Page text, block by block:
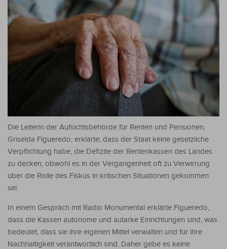
Die Leiterin der Aufsichtsbehörde für Renten und Pensionen,
Griselda Figueredo, erklärte, dass der Staat keine gesetzliche
Verpflichtung habe, die Defizite der Rentenkassen des Landes
zu decken, obwohl es in der Vergangenheit oft zu Verwirrung
über die Rolle des Fiskus in kritischen Situationen gekommen
sei.
In einem Gespräch mit Radio Monumental erklärte Figueredo,
dass die Kassen autonome und autarke Einrichtungen sind, was
bedeutet, dass sie ihre eigenen Mittel verwalten und für ihre
Nachhaltigkeit verantwortlich sind. Daher gebe es keine